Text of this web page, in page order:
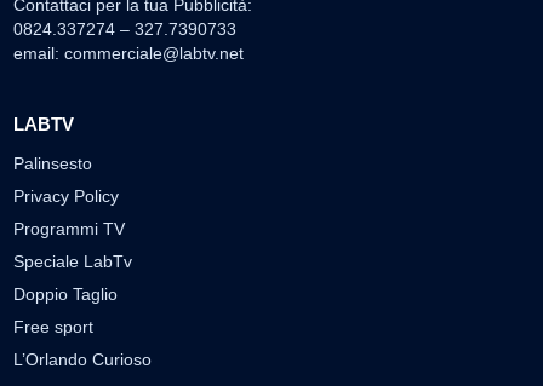
Contattaci per la tua Pubblicità:
0824.337274 – 327.7390733
email: commerciale@labtv.net
LABTV
Palinsesto
Privacy Policy
Programmi TV
Speciale LabTv
Doppio Taglio
Free sport
L’Orlando Curioso